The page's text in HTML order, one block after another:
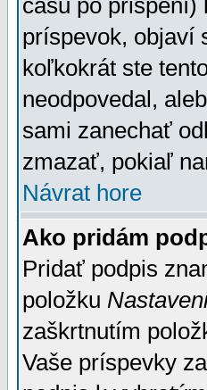
času po
príspevok, objaví
koľkokrát ste
neodpovedal,
sami zanechať
zmazať, pokiaľ
Návrat hore
Ako pridám
Pridať podpis
položku
zaškrtnutím
Vaše príspevky